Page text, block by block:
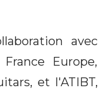
Europe,
et